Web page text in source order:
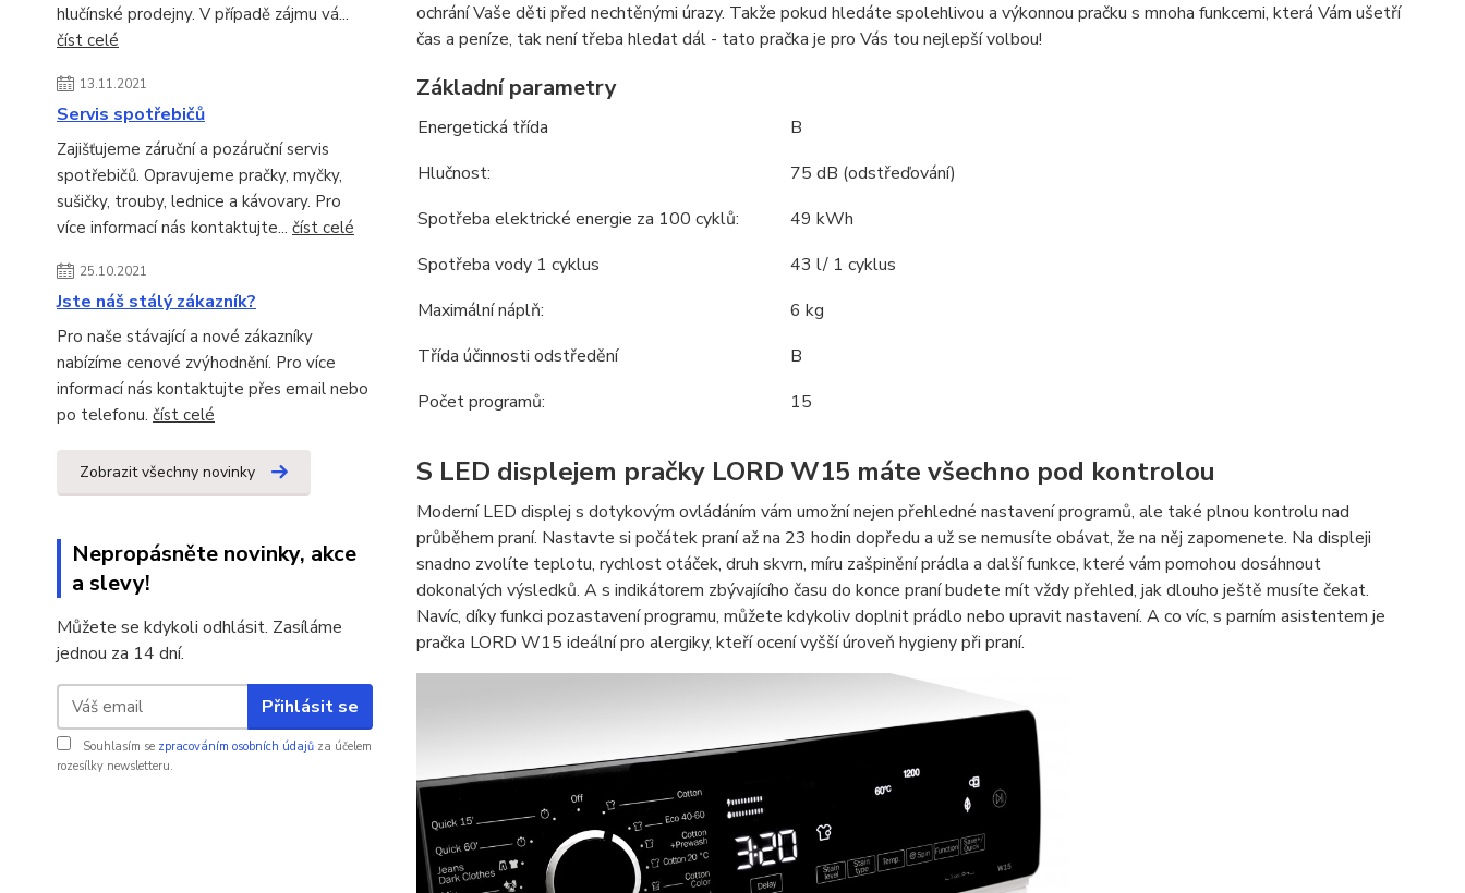
hlučínské prodejny. V případě zájmu vá...
číst celé
13.11.2021
Servis spotřebičů
Zajišťujeme záruční a pozáruční servis
spotřebičů. Opravujeme pračky, myčky,
sušičky, trouby, lednice a kávovary. Pro
více informací nás kontaktujte... číst celé
25.10.2021
Jste náš stálý zákazník?
Pro naše stávající a nové zákazníky
nabízíme cenové zvýhodnění. Pro více
informací nás kontaktujte přes email nebo
po telefonu. číst celé
Zobrazit všechny novinky
Nepropásněte novinky, akce
a slevy!
Můžete se kdykoli odhlásit. Zasíláme
jednou za 14 dní.
Přihlásit se
Souhlasím se zpracováním osobních údajů za účelem
rozesílky newsletteru.
ochrání Vaše děti před nechtěnými úrazy. Takže pokud hledáte spolehlivou a výkonnou pračku s mnoha funkcemi, která Vám ušetří
čas a peníze, tak není třeba hledat dál - tato pračka je pro Vás tou nejlepší volbou!
Základní parametry
Energetická třída
B
Hlučnost:
75 dB (odstřeďování)
Spotřeba elektrické energie za 100 cyklů:
49 kWh
Spotřeba vody 1 cyklus
43 l/ 1 cyklus
Maximální náplň:
6 kg
Třída účinnosti odstředění
B
Počet programů:
15
S LED displejem pračky LORD W15 máte všechno pod kontrolou
Moderní LED displej s dotykovým ovládáním vám umožní nejen přehledné nastavení programů, ale také plnou kontrolu nad
průběhem praní. Nastavte si počátek praní až na 23 hodin dopředu a už se nemusíte obávat, že na něj zapomenete. Na displeji
snadno zvolíte teplotu, rychlost otáček, druh skvrn, míru zašpinění prádla a další funkce, které vám pomohou dosáhnout
dokonalých výsledků. A s indikátorem zbývajícího času do konce praní budete mít vždy přehled, jak dlouho ještě musíte čekat.
Navíc, díky funkci pozastavení programu, můžete kdykoliv doplnit prádlo nebo upravit nastavení. A co víc, s parním asistentem je
pračka LORD W15 ideální pro alergiky, kteří ocení vyšší úroveň hygieny při praní.